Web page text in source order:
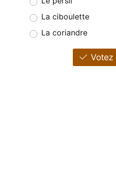
La ciboulette
La coriandre
Votez